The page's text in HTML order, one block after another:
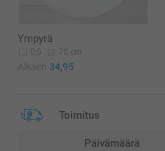
Ympyrä
0,5 70 cm
Alkaen 34,95
Toimitus
Päivämäärä